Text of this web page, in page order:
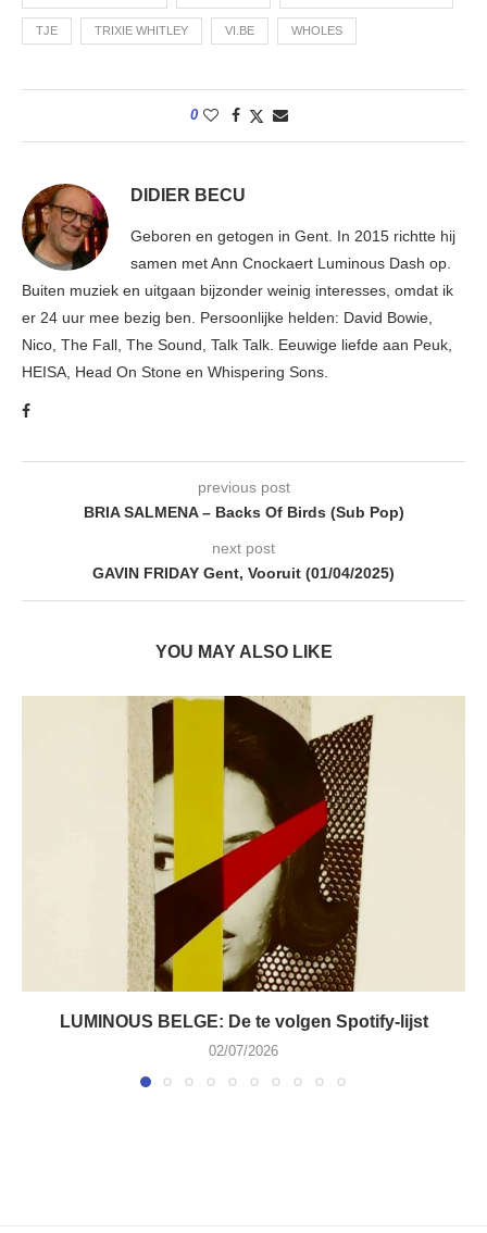
TJE TRIXIE WHITLEY VI.BE WHOLES
0
DIDIER BECU
Geboren en getogen in Gent. In 2015 richtte hij
samen met Ann Cnockaert Luminous Dash op.
Buiten muziek en uitgaan bijzonder weinig interesses, omdat ik
er 24 uur mee bezig ben. Persoonlijke helden: David Bowie,
Nico, The Fall, The Sound, Talk Talk. Eeuwige liefde aan Peuk,
HEISA, Head On Stone en Whispering Sons.
previous post
BRIA SALMENA – Backs Of Birds (Sub Pop)
next post
GAVIN FRIDAY Gent, Vooruit (01/04/2025)
YOU MAY ALSO LIKE
LUMINOUS BELGE: De te volgen Spotify-lijst
02/07/2026